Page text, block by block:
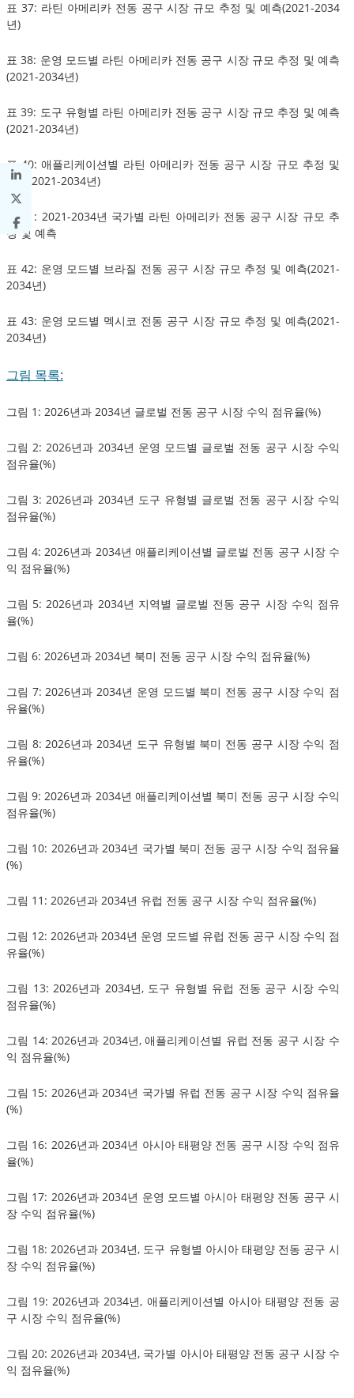
표 37: 라틴 아메리카 전동 공구 시장 규모 추정 및 예측(2021-2034
년)
표 38: 운영 모드별 라틴 아메리카 전동 공구 시장 규모 추정 및 예측
(2021-2034년)
표 39: 도구 유형별 라틴 아메리카 전동 공구 시장 규모 추정 및 예측
(2021-2034년)
표 40: 애플리케이션별 라틴 아메리카 전동 공구 시장 규모 추정 및
예측(2021-2034년)
표 41: 2021-2034년 국가별 라틴 아메리카 전동 공구 시장 규모 추
정 및 예측
표 42: 운영 모드별 브라질 전동 공구 시장 규모 추정 및 예측(2021-
2034년)
표 43: 운영 모드별 멕시코 전동 공구 시장 규모 추정 및 예측(2021-
2034년)
그림 목록:
그림 1: 2026년과 2034년 글로벌 전동 공구 시장 수익 점유율(%)
그림 2: 2026년과 2034년 운영 모드별 글로벌 전동 공구 시장 수익
점유율(%)
그림 3: 2026년과 2034년 도구 유형별 글로벌 전동 공구 시장 수익
점유율(%)
그림 4: 2026년과 2034년 애플리케이션별 글로벌 전동 공구 시장 수
익 점유율(%)
그림 5: 2026년과 2034년 지역별 글로벌 전동 공구 시장 수익 점유
율(%)
그림 6: 2026년과 2034년 북미 전동 공구 시장 수익 점유율(%)
그림 7: 2026년과 2034년 운영 모드별 북미 전동 공구 시장 수익 점
유율(%)
그림 8: 2026년과 2034년 도구 유형별 북미 전동 공구 시장 수익 점
유율(%)
그림 9: 2026년과 2034년 애플리케이션별 북미 전동 공구 시장 수익
점유율(%)
그림 10: 2026년과 2034년 국가별 북미 전동 공구 시장 수익 점유율
(%)
그림 11: 2026년과 2034년 유럽 전동 공구 시장 수익 점유율(%)
그림 12: 2026년과 2034년 운영 모드별 유럽 전동 공구 시장 수익 점
유율(%)
그림 13: 2026년과 2034년, 도구 유형별 유럽 전동 공구 시장 수익
점유율(%)
그림 14: 2026년과 2034년, 애플리케이션별 유럽 전동 공구 시장 수
익 점유율(%)
그림 15: 2026년과 2034년 국가별 유럽 전동 공구 시장 수익 점유율
(%)
그림 16: 2026년과 2034년 아시아 태평양 전동 공구 시장 수익 점유
율(%)
그림 17: 2026년과 2034년 운영 모드별 아시아 태평양 전동 공구 시
장 수익 점유율(%)
그림 18: 2026년과 2034년, 도구 유형별 아시아 태평양 전동 공구 시
장 수익 점유율(%)
그림 19: 2026년과 2034년, 애플리케이션별 아시아 태평양 전동 공
구 시장 수익 점유율(%)
그림 20: 2026년과 2034년, 국가별 아시아 태평양 전동 공구 시장 수
익 점유율(%)